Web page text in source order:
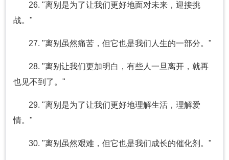
26. "离别是为了让我们更好地面对未来，迎接挑
战。"
27. "离别虽然痛苦，但它也是我们人生的一部分。"
28. "离别让我们更加明白，有些人一旦离开，就再
也见不到了。"
29. "离别是为了让我们更好地理解生活，理解爱
情。"
30. "离别虽然艰难，但它也是我们成长的催化剂。"